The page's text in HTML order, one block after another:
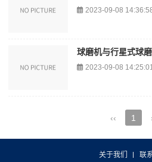
2023-09-08
球磨机与行星式球
2023-09-08
‹‹ 1
关于我们
联